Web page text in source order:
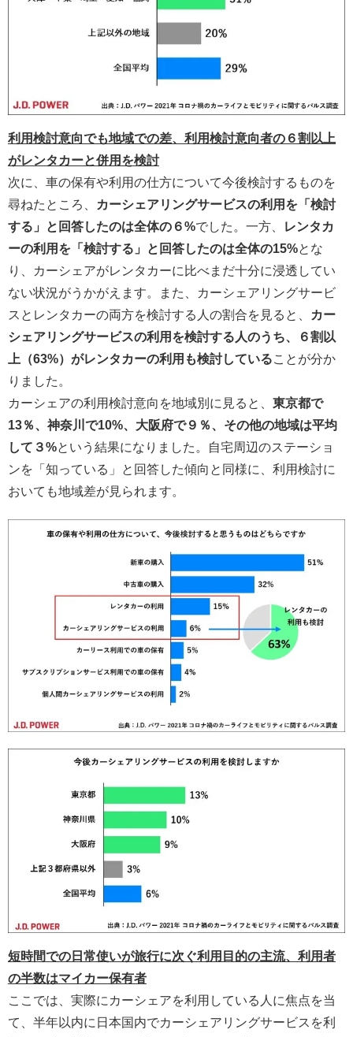
利用検討意向でも地域での差、利用検討意向者の６割以上
がレンタカーと併用を検討
次に、車の保有や利用の仕方について今後検討するものを
尋ねたところ、
カーシェアリングサービスの利用を「検討
する」と回答したのは全体の６%でした。一方、
レンタカ
ーの利用を「検討する」と回答したのは全体の15%とな
り、カーシェアがレンタカーに比べまだ十分に浸透してい
ない状況がうかがえます。また、カーシェアリングサービ
スとレンタカーの両方を検討する人の割合を見ると、
カー
シェアリングサービスの利用を検討する人のうち、６割以
上（63%）がレンタカーの利用も検討していることが分か
りました。
カーシェアの利用検討意向を地域別に見ると、 東京都で
13％、神奈川で10%、大阪府で９％、その他の地域は平均
して３%という結果になりました。自宅周辺のステーショ
ンを「知っている」と回答した傾向と同様に、利用検討に
おいても地域差が見られます。
短時間での日常使いが旅行に次ぐ利用目的の主流、利用者
の半数はマイカー保有者
ここでは、実際にカーシェアを利用している人に焦点を当
て、半年以内に日本国内でカーシェアリングサービスを利